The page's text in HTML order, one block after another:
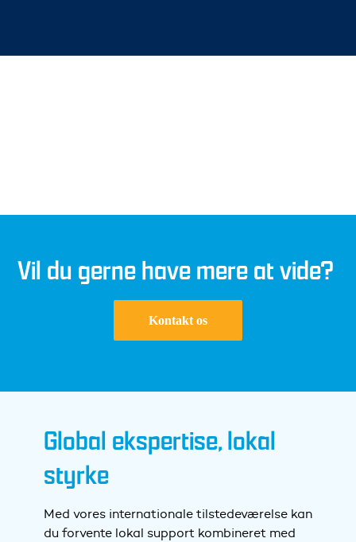
Vil du gerne have mere at vide?
Kontakt os
Global ekspertise, lokal
styrke
Med vores internationale tilstedeværelse kan
du forvente lokal support kombineret med